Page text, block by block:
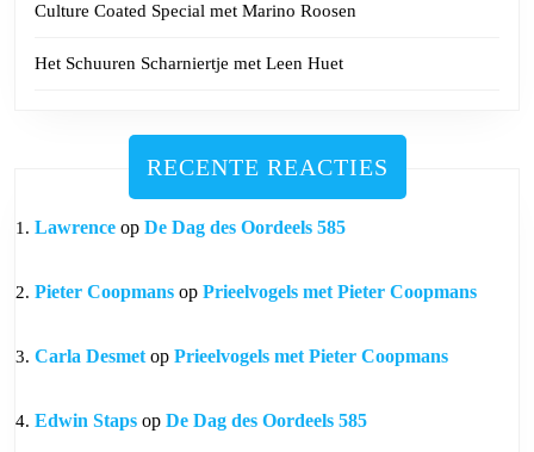
Culture Coated Special met Marino Roosen
Het Schuuren Scharniertje met Leen Huet
RECENTE REACTIES
Lawrence op De Dag des Oordeels 585
Pieter Coopmans op Prieelvogels met Pieter Coopmans
Carla Desmet op Prieelvogels met Pieter Coopmans
Edwin Staps op De Dag des Oordeels 585